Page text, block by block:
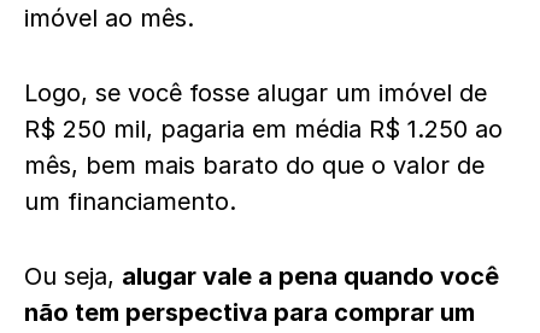
imóvel ao mês.
Logo, se você fosse alugar um imóvel de
R$ 250 mil, pagaria em média R$ 1.250 ao
mês, bem mais barato do que o valor de
um financiamento.
Ou seja, alugar vale a pena quando você
não tem perspectiva para comprar um